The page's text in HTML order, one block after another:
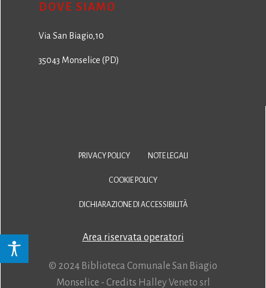
DOVE SIAMO
Via San Biagio,10
35043 Monselice (PD)
PRIVACY POLICY NOTE LEGALI
COOKIE POLICY
DICHIARAZIONE DI ACCESSIBILITÀ
Area riservata operatori
© 2024 Biblioteca Comunale San Biagio
Monselice - Credits Halley Veneto srl